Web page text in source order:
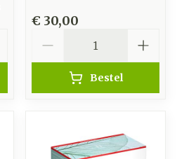
€ 30,00
Bestel